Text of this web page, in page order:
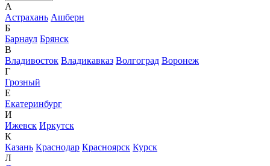
А
Астрахань Ашберн
Б
Барнаул Брянск
В
Владивосток Владикавказ Волгоград Воронеж
Г
Грозный
Е
Екатеринбург
И
Ижевск Иркутск
К
Казань Краснодар Красноярск Курск
Л